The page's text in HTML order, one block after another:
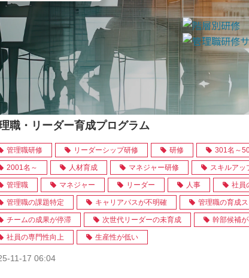
職・リーダー育成プログラム
管理職研修 リーダーシップ研修 研修 301名～
2001名～ 人材育成 マネジャー研修 スキルアッ
管理職 マネジャー リーダー 人事 社員
管理職の課題特定 キャリアパスが不明確 管理職の育成
チームの成果が停滞 次世代リーダーの未育成 幹部候補が
社員の専門性向上 生産性が低い
11-17 06:04